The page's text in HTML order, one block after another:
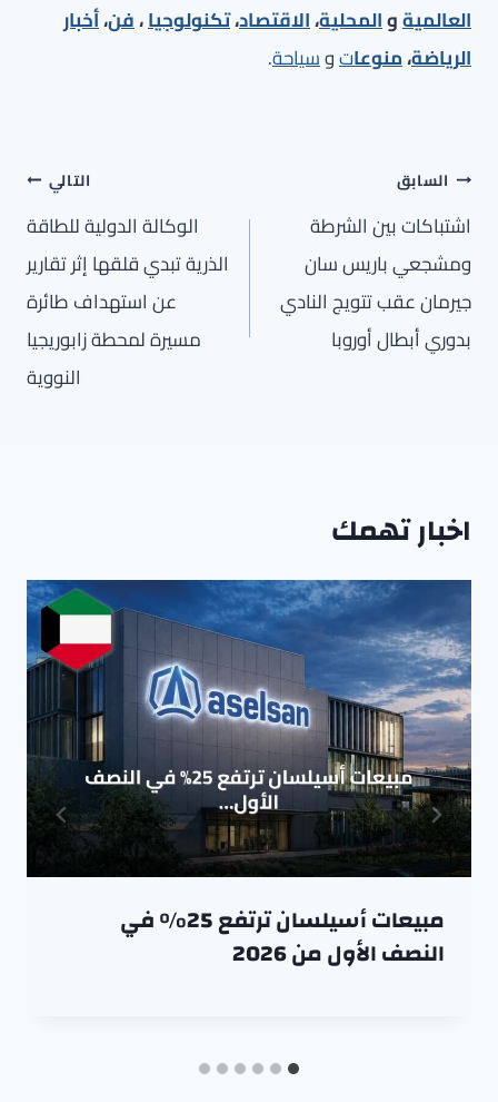
العالميةوالمحلية،الاقتصاد،تكنولوجيا،فن،أخبار
الرياضة،منوعاتوسياحة.
تصفّح
المقالات
السابق
اشتباكات بين الشرطة
ومشجعي باريس سان
جيرمان عقب تتويج النادي
بدوري أبطال أوروبا
التالي
الوكالة الدولية للطاقة
الذرية تبدي قلقها إثر تقارير
عن استهداف طائرة
مسيرة لمحطة زابوريجيا
النووية
اخبار تهمك
مبيعات أسيلسان ترتفع 25% في
النصف الأول من 2026